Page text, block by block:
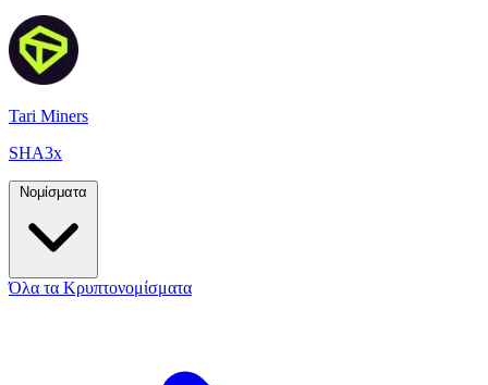
Tari Miners
SHA3x
Νομίσματα
Όλα τα Κρυπτονομίσματα